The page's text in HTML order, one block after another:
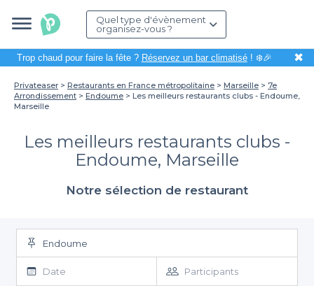
Quel type d'évènement
organisez-vous ?
Trop chaud pour faire la fête ? Réservez un bar climatisé! ❄️🎉 ✖
Privateaser Restaurants en France métropolitaine Marseille
7e
Arrondissement
Endoume
Les meilleurs restaurants clubs - Endoume,
Marseille
Les meilleurs restaurants clubs -
Endoume, Marseille
Notre sélection de restaurant
Endoume
Date Participants